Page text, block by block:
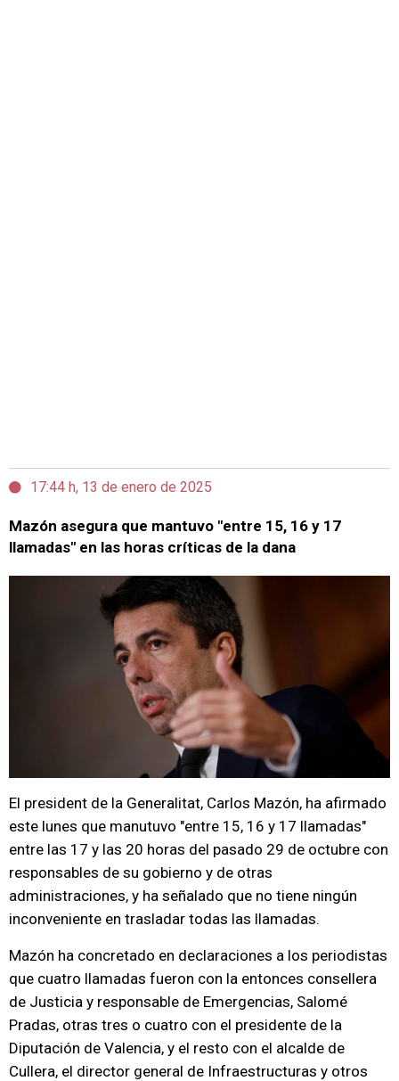
17:44 h, 13 de enero de 2025
Mazón asegura que mantuvo "entre 15, 16 y 17
llamadas" en las horas críticas de la dana
El president de la Generalitat, Carlos Mazón, ha afirmado
este lunes que manutuvo "entre 15, 16 y 17 llamadas"
entre las 17 y las 20 horas del pasado 29 de octubre con
responsables de su gobierno y de otras
administraciones, y ha señalado que no tiene ningún
inconveniente en trasladar todas las llamadas.
Mazón ha concretado en declaraciones a los periodistas
que cuatro llamadas fueron con la entonces consellera
de Justicia y responsable de Emergencias, Salomé
Pradas, otras tres o cuatro con el presidente de la
Diputación de Valencia, y el resto con el alcalde de
Cullera, el director general de Infraestructuras y otros